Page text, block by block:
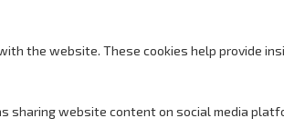
the website. These cookies help provide
sharing website content on social media